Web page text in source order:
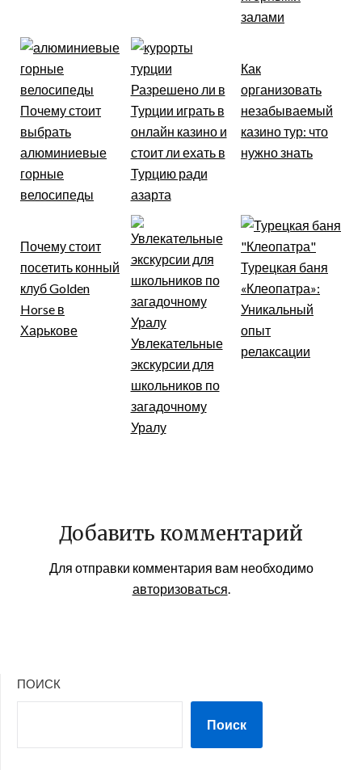
залами
Почему стоит
выбрать
алюминиевые
горные
велосипеды
Разрешено ли в
Турции играть в
онлайн казино и
стоит ли ехать в
Турцию ради
азарта
Как
организовать
незабываемый
казино тур: что
нужно знать
Почему стоит
посетить конный
клуб Golden
Horse в
Харькове
Увлекательные
экскурсии для
школьников по
загадочному
Уралу
Турецкая баня
«Клеопатра»:
Уникальный
опыт
релаксации
Добавить комментарий
Для отправки комментария вам необходимо
авторизоваться
ПОИСК
Поиск